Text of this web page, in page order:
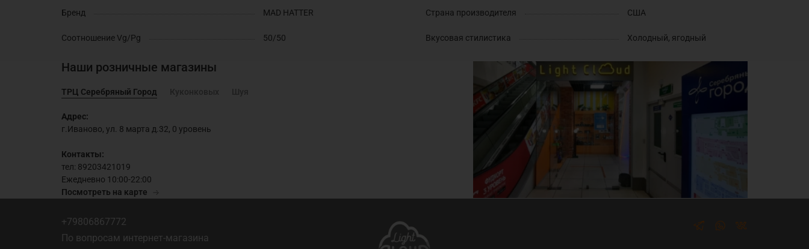
Бренд MAD HATTER Страна производителя США
Соотношение Vg/Pg 50/50 Вкусовая стилистика Холодный, ягодный
Наши розничные магазины
ТРЦ Серебряный Город
Адрес:
г.Иваново, ул. 8 марта д.32, 0 уровень
Контакты:
тел: 89203421019
Ежедневно 10:00-22:00
Посмотреть на карте
+79806867772
По вопросам интернет-магазина